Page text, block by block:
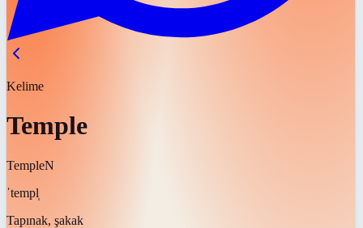
Kelime
Temple
TempleN
ˈtempl̩
Tapınak, şakak